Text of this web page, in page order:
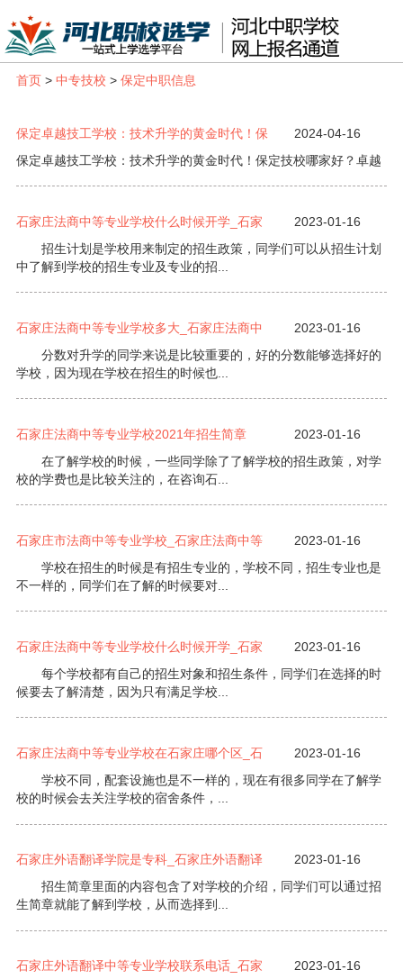
首页> 中专技校 > 保定中职信息
保定卓越技工学校：技术升学的黄金时代！保
2024-04-16
保定卓越技工学校：技术升学的黄金时代！保定技校哪家好？卓越
石家庄法商中等专业学校什么时候开学_石家
2023-01-16
招生计划是学校用来制定的招生政策，同学们可以从招生计划
中了解到学校的招生专业及专业的招...
石家庄法商中等专业学校多大_石家庄法商中
2023-01-16
分数对升学的同学来说是比较重要的，好的分数能够选择好的
学校，因为现在学校在招生的时候也...
石家庄法商中等专业学校2021年招生简章
2023-01-16
在了解学校的时候，一些同学除了了解学校的招生政策，对学
校的学费也是比较关注的，在咨询石...
石家庄市法商中等专业学校_石家庄法商中等
2023-01-16
学校在招生的时候是有招生专业的，学校不同，招生专业也是
不一样的，同学们在了解的时候要对...
石家庄法商中等专业学校什么时候开学_石家
2023-01-16
每个学校都有自己的招生对象和招生条件，同学们在选择的时
候要去了解清楚，因为只有满足学校...
石家庄法商中等专业学校在石家庄哪个区_石
2023-01-16
学校不同，配套设施也是不一样的，现在有很多同学在了解学
校的时候会去关注学校的宿舍条件，...
石家庄外语翻译学院是专科_石家庄外语翻译
2023-01-16
招生简章里面的内容包含了对学校的介绍，同学们可以通过招
生简章就能了解到学校，从而选择到...
石家庄外语翻译中等专业学校联系电话_石家
2023-01-16